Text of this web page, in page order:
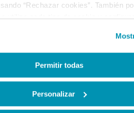
“Rechazar cookies”. También
utiliza cada tipo de cookie y
tratamiento de las cookies, y sus
Legal. Puede obtener más
haciendo clicaquí.
Permitir todas
Personalizar
de 9 a 18 h.